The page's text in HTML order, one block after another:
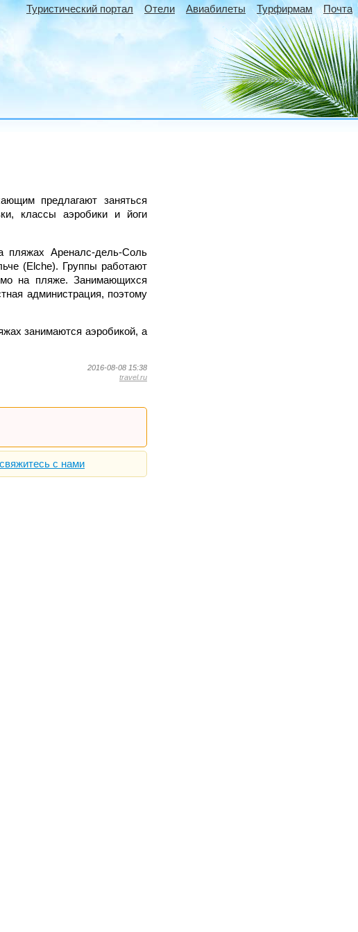
Туристический портал Отели Авиабилеты Турфирмам Почта
предлагают заняться
классы аэробики и йоги
пляжах Ареналс-дель-Соль
(Elche). Группы работают
на пляже. Занимающихся
администрация, поэтому
занимаются аэробикой, а
2016-08-08 15:38
travel.ru
свяжитесь с нами